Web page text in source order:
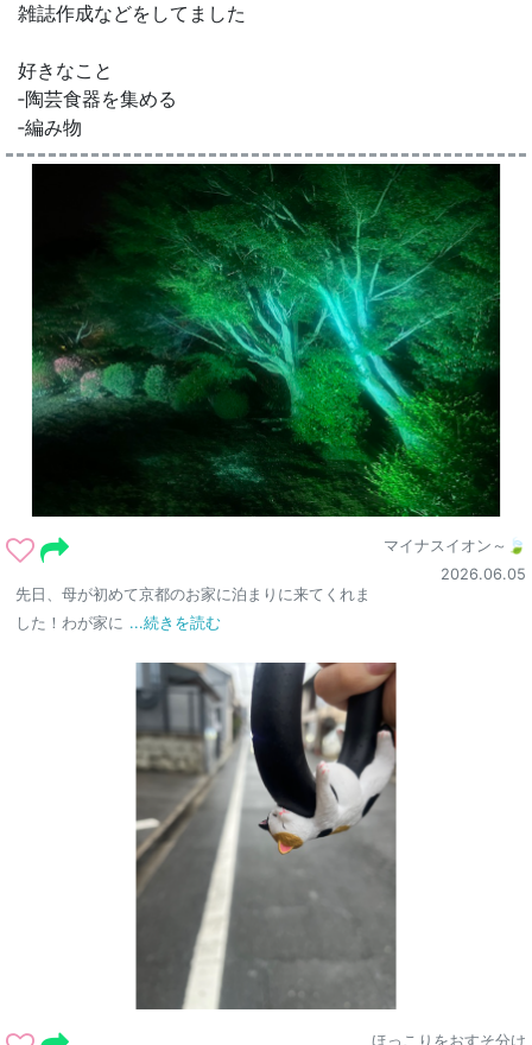
雑誌作成などをしてました
好きなこと
‐陶芸食器を集める
‐編み物
マイナスイオン～🍃
2026.06.05
先日、母が初めて京都のお家に泊まりに来てくれま
した！わが家に ...続きを読む
ほっこりをおすそ分け